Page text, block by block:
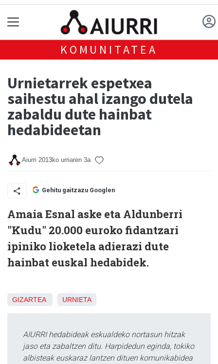
KOMUNITATEA
Urnietarrek espetxea
saihestu ahal izango dutela
zabaldu dute hainbat
hedabideetan
Aiurri 2013ko urriaren 3a
Gehitu gaitzazu Googlen
Amaia Esnal aske eta Aldunberri
"Kudu" 20.000 euroko fidantzari
ipiniko lioketela adierazi dute
hainbat euskal hedabidek.
GIZARTEA URNIETA
AIURRI hedabideak eskualdeko nortasun hitzak
jaso eta zabaltzen ditu. Harpidedun eginda, tokiko
albisteak euskaraz lantzen dituen komunikabidea